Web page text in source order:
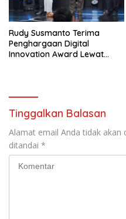
Rudy Susmanto Terima
Penghargaan Digital
Innovation Award Lewat
Tinggalkan Balasan
Alamat email Anda tidak akan
ditandai *